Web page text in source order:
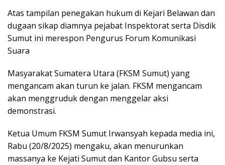
Atas tampilan penegakan hukum di Kejari Belawan dan
dugaan sikap diamnya pejabat Inspektorat serta Disdik
Sumut ini merespon Pengurus Forum Komunikasi
Suara
Masyarakat Sumatera Utara (FKSM Sumut) yang
mengancam akan turun ke jalan. FKSM mengancam
akan menggruduk dengan menggelar aksi
demonstrasi.
Ketua Umum FKSM Sumut Irwansyah kepada media ini,
Rabu (20/8/2025) mengaku, akan menurunkan
massanya ke Kejati Sumut dan Kantor Gubsu serta